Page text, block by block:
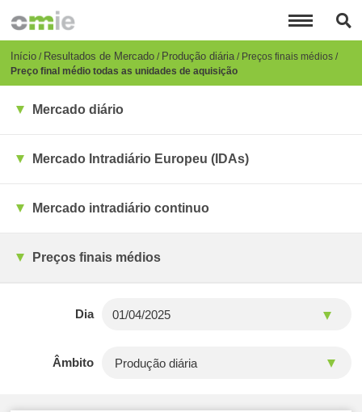
para
conteúdo
principal
Breadcrumb
Início Resultados de Mercado Produção diária Preços finais médios
Preço final médio todas as unidades de aquisição
Mercado diário
Mercado Intradiário Europeu (IDAs)
Mercado intradiário continuo
Preços finais médios
Dia
Âmbito